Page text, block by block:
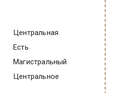
Центральная
есть
Магистральный
Центральное